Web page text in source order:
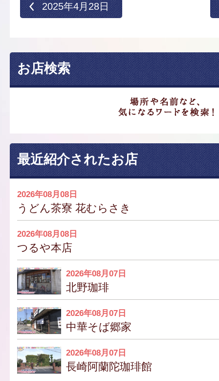
2025年4月28日
お店検索
最近紹介されたお店
2026年08月08日
うどん茶寮 花むらさき
2026年08月08日
つるや本店
2026年08月07日
北野珈琲
2026年08月07日
中華そば郷家
2026年08月07日
長崎阿蘭陀珈琲館